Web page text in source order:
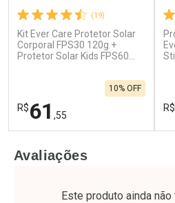
(19)
Kit Ever Care Protetor Solar
Corporal FPS30 120g +
Protetor Solar Kids FPS60
R$61 ,55
10% OFF
Laboratório
Por Menos
R$
Avaliações
Este produto ainda